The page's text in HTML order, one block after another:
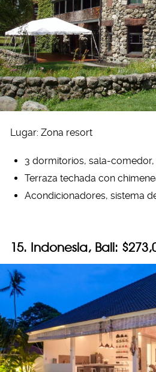
Lugar: Zona resort
3 dormitorios, sala-
Terraza techada con
Acondicionadores, sistema
15. Indonesia, Bali: